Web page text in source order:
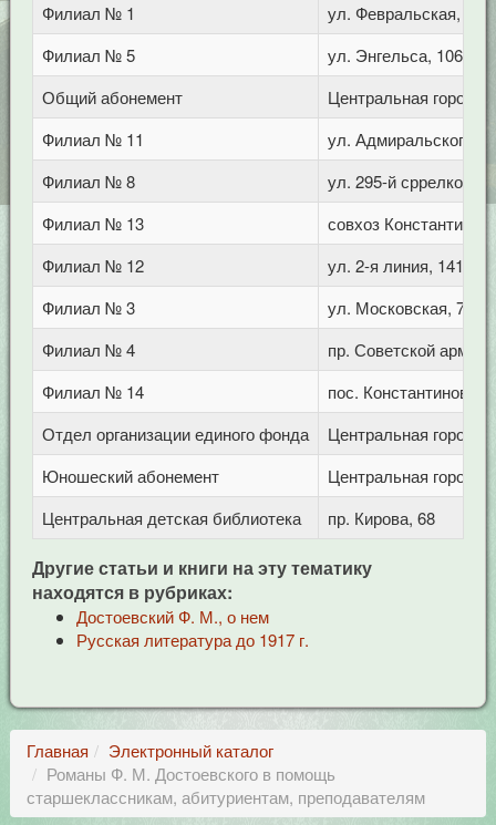
Филиал № 1
ул. Февральская, 283
Филиал № 5
ул. Энгельса, 106
Общий абонемент
Центральная
Филиал № 11
ул. Адмиральского, 8
Филиал № 8
ул. 295-й сррелковой
Филиал № 13
совхоз
Филиал № 12
ул. 2-я линия, 141
Филиал № 3
ул. Московская, 72/1
Филиал № 4
пр. Советской армии,
Филиал № 14
пос.
Отдел организации единого фонда
Центральная
Юношеский абонемент
Центральная
Центральная детская библиотека
пр. Кирова, 68
Другие статьи и книги на эту тематику
находятся в рубриках:
Достоевский Ф. М., о нем
Русская литература до 1917 г.
Главная
Электронный каталог
Романы Ф. М. Достоевского в помощь
старшеклассникам, абитуриентам, преподавателям